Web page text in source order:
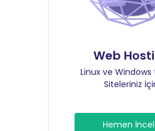
Web
Linux ve Windows
Siteleriniz
Hemen